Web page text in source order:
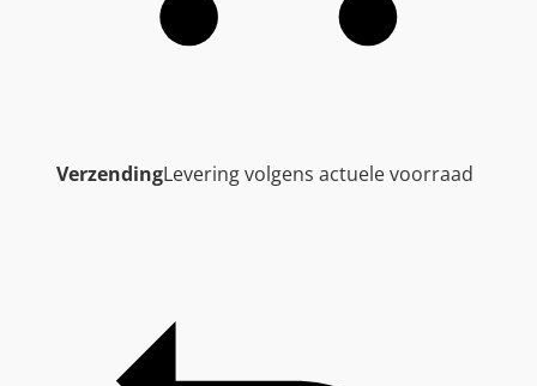
VerzendingLevering volgens actuele voorraad